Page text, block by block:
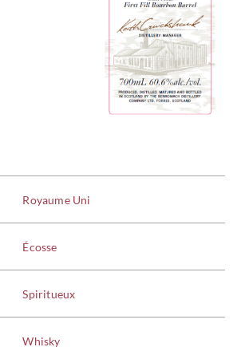
Royaume Uni
Écosse
Spiritueux
Whisky